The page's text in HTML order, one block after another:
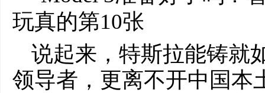
说起来，特斯拉能铸就
领导者，更离不开中国本